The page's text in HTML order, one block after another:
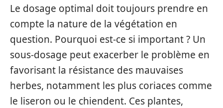
Le dosage optimal doit toujours prendre en
compte la nature de la végétation en
question. Pourquoi est-ce si important ? Un
sous-dosage peut exacerber le problème en
favorisant la résistance des mauvaises
herbes, notamment les plus coriaces comme
le liseron ou le chiendent. Ces plantes,